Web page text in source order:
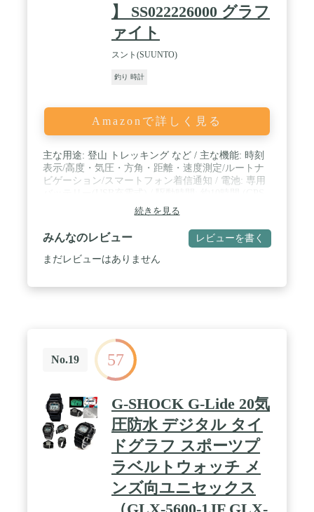
】 SS022226000 グラフ
ァイト
スント(SUUNTO)
釣り 時計
Amazonで詳しく見る
主な用途: 登山 トレッキング など / 主な機能: 時刻
表示/高度・気圧・方角・距離・速度測定/ルートナ
ビゲーション/スマートフォン着信通知 / 電池: 専用
毎秒計測時/10時間、60秒おき/100時間、時計表
示/14日) / サイズ/重量: 50m×50×16.5mm /80g / 保証
期間: 2年 / 言語表示:日本語 英語 中国語 ほか / 付属
品: 保証書 説明書 USBケーブル
続きを見る
みんなのレビュー レビューを書く
まだレビューはありません
No.19 57
G-SHOCK G-Lide 20気
圧防水 デジタル タイ
ドグラフ スポーツプ
ラベルトウォッチ メ
ンズ向ユニセックス